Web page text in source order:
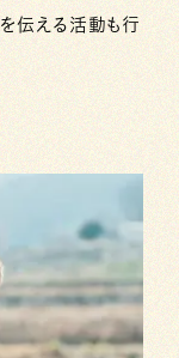
伝える活動も行